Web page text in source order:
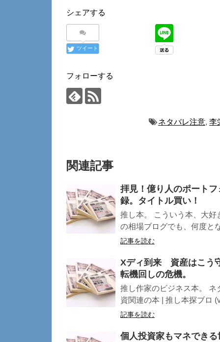
シェアする
ツイート
フォローする
ネタバレ注意,李
関連記事
拝見！億り人のポート
録。タイトル買い！
推し本。 こういう本、大
の相場ブログでも、何度と
記事を読む
Xディ到来 資産はこう
転機回しの危機。
推し作家のビジネス本。
資関連の本 | 推し本探ブロ
記事を読む
個人投資家もマネでき